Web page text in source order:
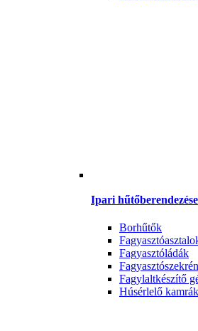
Ipari
Borhűtők
Fagyasztóládák
Fagylaltkészítő
Húsérlelő kamrák